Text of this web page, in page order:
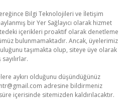
Bilgi Teknolojileri ve İletişim
bir Yer Sağlayıcı olarak hizmet
içerikleri proaktif olarak denetleme
bulunmamaktadır. Ancak, üyelerimiz
taşımakta olup, siteye üye olarak
aykırı olduğunu düşündüğünüz
adresine bildirmeniz
içerisinde sitemizden kaldırılacaktır.